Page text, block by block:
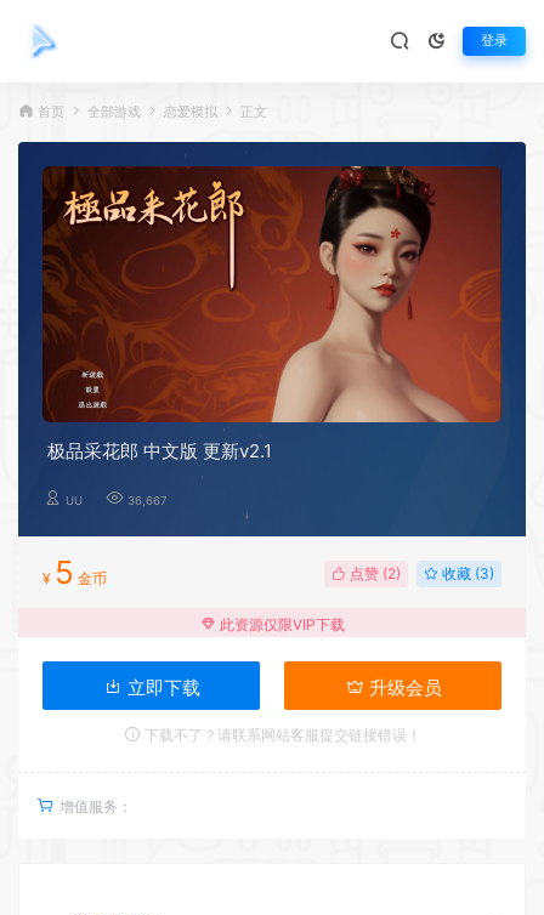
登录
首页 全部游戏 恋爱模拟 正文
极品采花郎 中文版 更新v2.1
UU 36,667
¥ 5 金币 点赞 (2) 收藏 (3)
此资源仅限VIP下载
立即下载 升级会员
下载不了？请联系网站客服提交链接错误！
增值服务：